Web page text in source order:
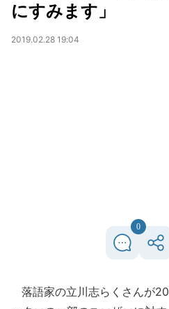
にすみます」
2019.02.28 19:04
0
落語家の立川志らくさんが